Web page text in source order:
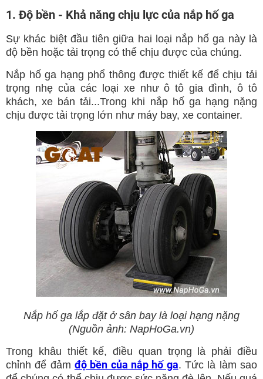
1. Độ bền - Khả năng chịu lực của nắp hố ga
Sự khác biệt đầu tiên giữa hai loại nắp hố ga này là
độ bền hoặc tải trọng có thể chịu được của chúng.
Nắp hố ga hạng phổ thông được thiết kế để chịu tải
trọng nhẹ của các loại xe như ô tô gia đình, ô tô
khách, xe bán tải...Trong khi nắp hố ga hạng nặng
chịu được tải trọng lớn như máy bay, xe container.
Nắp hố ga lắp đặt ở sân bay là loại hạng nặng
(Nguồn ảnh: NapHoGa.vn)
Trong khâu thiết kế, điều quan trọng là phải điều
chỉnh để đảm độ bền của nắp hố ga. Tức là làm sao